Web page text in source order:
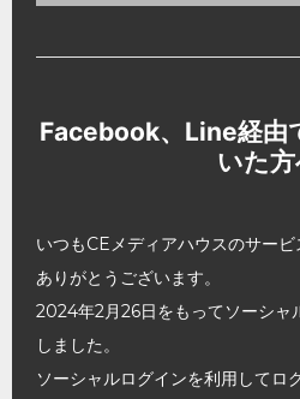
Facebook、Line経由
いた
いつもCEメディアハウスのサー
ありがとうございます。
2024年2月26日をもってソーシャ
しました。
ソーシャルログインを利用してロ